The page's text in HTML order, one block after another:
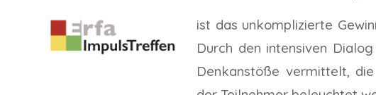
ist das unkomplizierte
Durch den intensiven
Denkanstöße vermittelt,